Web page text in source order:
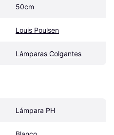
50cm
Louis Poulsen
Lámparas Colgantes
Lámpara PH